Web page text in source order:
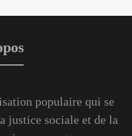
populaire qui se
justice sociale et de la